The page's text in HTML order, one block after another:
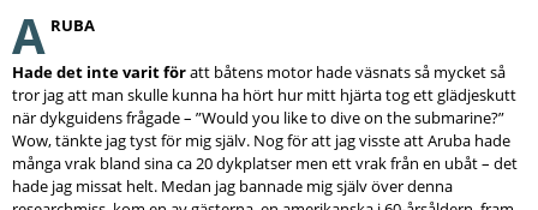
A RUBA
Hade det inte varit föratt båtens motor hade väsnats så mycket så
tror jag att man skulle kunna ha hört hur mitt hjärta tog ett glädjeskutt
när dykguidens frågade – ”Would you like to dive on the submarine?”
Wow, tänkte jag tyst för mig själv. Nog för att jag visste att Aruba hade
många vrak bland sina ca 20 dykplatser men ett vrak från en ubåt – det
hade jag missat helt. Medan jag bannade mig själv över denna